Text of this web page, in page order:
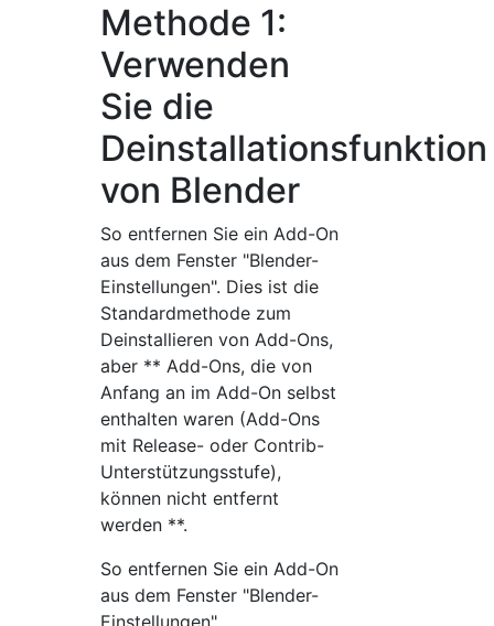
Methode 1:
Verwenden
Sie die
Deinstallationsfunktion
von Blender
So entfernen Sie ein Add-On
aus dem Fenster "Blender-
Einstellungen". Dies ist die
Standardmethode zum
Deinstallieren von Add-Ons,
aber ** Add-Ons, die von
Anfang an im Add-On selbst
enthalten waren (Add-Ons
mit Release- oder Contrib-
Unterstützungsstufe),
können nicht entfernt
werden **.
So entfernen Sie ein Add-On
aus dem Fenster "Blender-
Einstellungen".